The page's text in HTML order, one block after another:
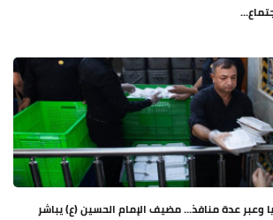
وعبر عدة منافذ... مضيف الإمام الحسين (ع) يباشر